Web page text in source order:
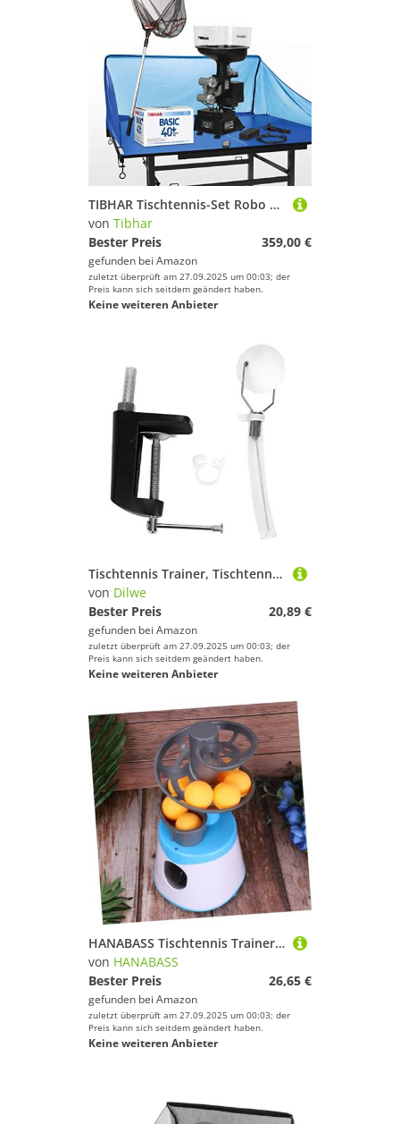
TIBHAR Tischtennis-Set Robo Pro Junior + 72 Bälle + Auffangnetz + Ball-Auflesenetz | Ballmaschine mit Infrarot-Fernbedienung | Ideal für Anfänger & Fortgeschrittene | TT-Trainer für daheim (orange)
von Tibhar
Bester Preis
359,00 €
gefunden bei Amazon
zuletzt überprüft am 27.09.2025 um 00:03; der
Preis kann sich seitdem geändert haben.
Keine weiteren Anbieter
Tischtennis Trainer, Tischtennis Trainingsroboter Reparierte ballmaschine Rapid Rebound Pong Ball Machine Trainer für Pong
von Dilwe
Bester Preis
20,89 €
gefunden bei Amazon
zuletzt überprüft am 27.09.2025 um 00:03; der
Preis kann sich seitdem geändert haben.
Keine weiteren Anbieter
HANABASS Tischtennis Trainer Automatische Ballmaschine mit Bällen Sky blau Weiß Tragbarer Abs trainingsroboter für Persönliches Training und Familienspiel
von HANABASS
Bester Preis
26,65 €
gefunden bei Amazon
zuletzt überprüft am 27.09.2025 um 00:03; der
Preis kann sich seitdem geändert haben.
Keine weiteren Anbieter